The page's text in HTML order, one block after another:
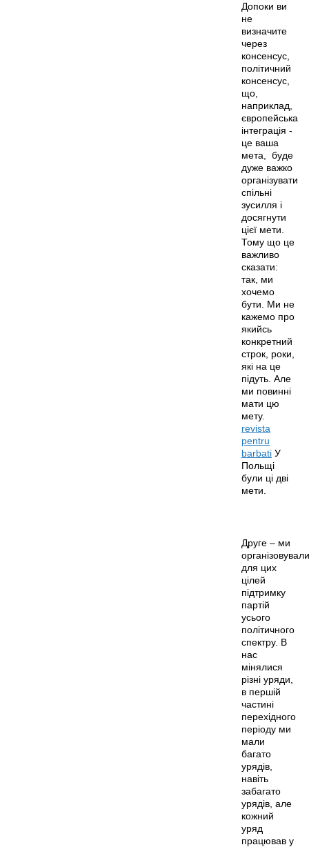
Допоки ви
не
визначите
через
консенсус,
політичний
консенсус,
що,
наприклад,
європейська
інтеграція -
це ваша
мета, буде
дуже важко
організувати
спільні
зусилля і
досягнути
цієї мети.
Тому що це
важливо
сказати:
так, ми
хочемо
бути. Ми не
кажемо про
якийсь
конкретний
строк, роки,
які на це
підуть. Але
ми повинні
мати цю
мету.
revista
pentru
barbati У
Польщі
були ці дві
мети.
Друге – ми
організовували
для цих
цілей
підтримку
партій
усього
політичного
спектру. В
нас
мінялися
різні уряди,
в першій
частині
перехідного
періоду ми
мали
багато
урядів,
навіть
забагато
урядів, але
кожний
уряд
працював у